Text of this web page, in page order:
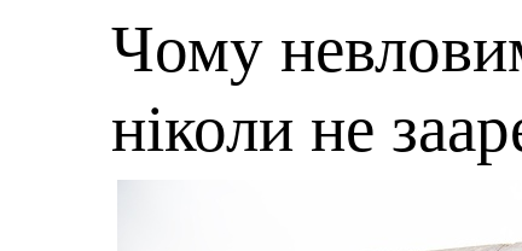
Чому
ніколи не